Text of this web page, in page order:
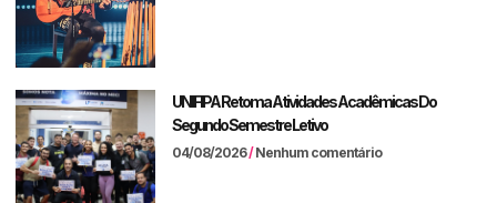
UNIFIPA Retoma Atividades Acadêmicas Do
Segundo Semestre Letivo
04/08/2026 Nenhum comentário